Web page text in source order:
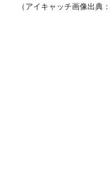
（アイキャッチ画像出典：